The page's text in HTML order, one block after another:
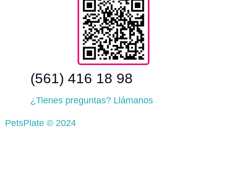
(561) 416 18 98
¿Tienes preguntas? Llámanos
PetsPlate © 2024